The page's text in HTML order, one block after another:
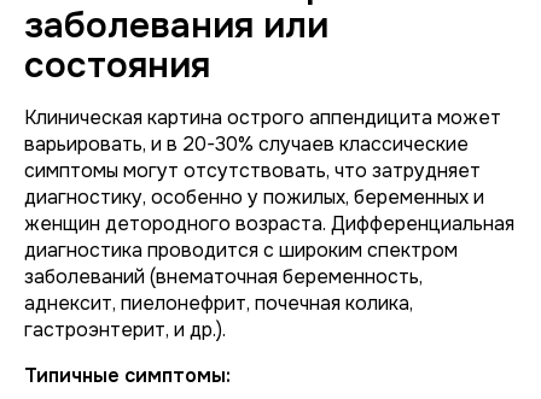
заболевания или
состояния
Клиническая картина острого аппендицита может
варьировать, и в 20-30% случаев классические
симптомы могут отсутствовать, что затрудняет
диагностику, особенно у пожилых, беременных и
женщин детородного возраста. Дифференциальная
диагностика проводится с широким спектром
заболеваний (внематочная беременность,
аднексит, пиелонефрит, почечная колика,
гастроэнтерит, и др.).
Типичные симптомы: